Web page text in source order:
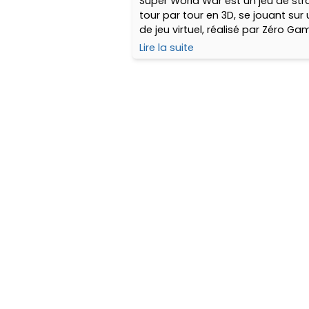
tour par tour en 3D, se jouant sur
de jeu virtuel, réalisé par Zéro
français qui a, parmi d’autres
développé Hot Lap Racing !
Lire la suite